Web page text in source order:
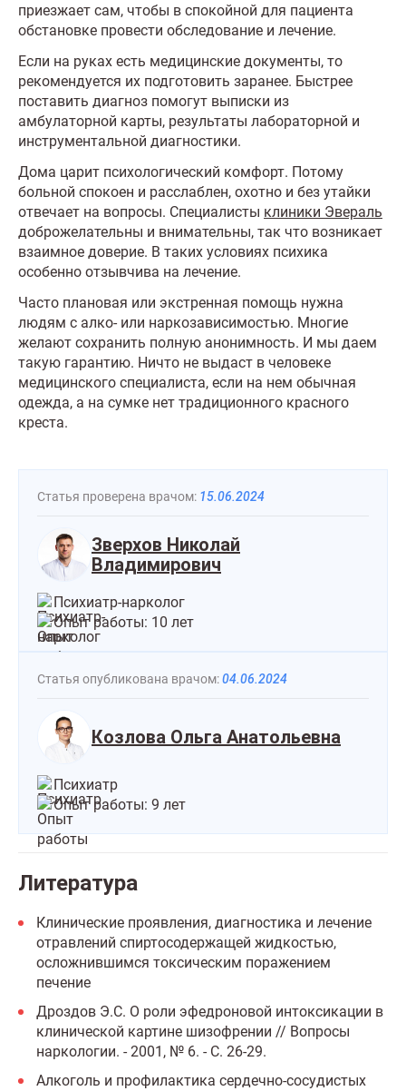
приезжает сам, чтобы в спокойной для пациента
обстановке провести обследование и лечение.
Если на руках есть медицинские документы, то
рекомендуется их подготовить заранее. Быстрее
поставить диагноз помогут выписки из
амбулаторной карты, результаты лабораторной и
инструментальной диагностики.
Дома царит психологический комфорт. Потому
больной спокоен и расслаблен, охотно и без утайки
отвечает на вопросы. Специалисты клиники Эвераль
доброжелательны и внимательны, так что возникает
взаимное доверие. В таких условиях психика
особенно отзывчива на лечение.
Часто плановая или экстренная помощь нужна
людям с алко- или наркозависимостью. Многие
желают сохранить полную анонимность. И мы даем
такую гарантию. Ничто не выдаст в человеке
медицинского специалиста, если на нем обычная
одежда, а на сумке нет традиционного красного
креста.
Статья проверена врачом: 15.06.2024
Зверхов Николай
Владимирович
Психиатр-нарколог
Опыт работы: 10 лет
Статья опубликована врачом:04.06.2024
Козлова Ольга Анатольевна
Психиатр
Опыт работы: 9 лет
Литература
Клинические проявления, диагностика и лечение
отравлений спиртосодержащей жидкостью,
осложнившимся токсическим поражением
печение
Дроздов Э.С. О роли эфедроновой интоксикации в
клинической картине шизофрении // Вопросы
наркологии. - 2001, № 6. - С. 26-29.
Алкоголь и профилактика сердечно-сосудистых